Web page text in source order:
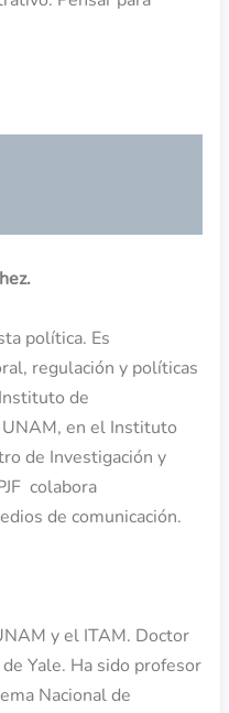
política. Es
regulación y políticas
de
UNAM, en el Instituto
de Investigación y
colabora
de comunicación.
y el ITAM. Doctor
Yale. Ha sido profesor
Nacional de